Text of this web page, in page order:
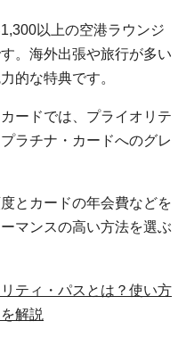
以上の空港ラウンジ
。海外出張や旅行が多い
的な特典です。
ードでは、プライオリテ
ラチナ・カードへのグレ
とカードの年会費などを
マンスの高い方法を選ぶ
ティ・パスとは？使い方
解説